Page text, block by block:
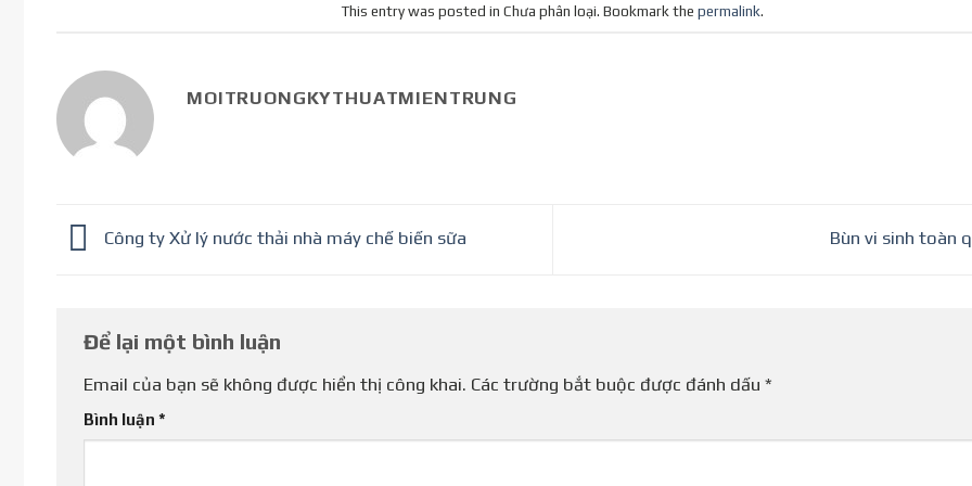
This entry was posted in Chưa phân loại. Bookmark the permalink.
MOITRUONGKYTHUATMIENTRUNG
Công ty Xử lý nước thải nhà máy chế biến sữa Bùn vi sinh toàn
Để lại một bình luận
Email của bạn sẽ không được hiển thị công khai. Các trường bắt buộc được đánh dấu *
Bình luận *